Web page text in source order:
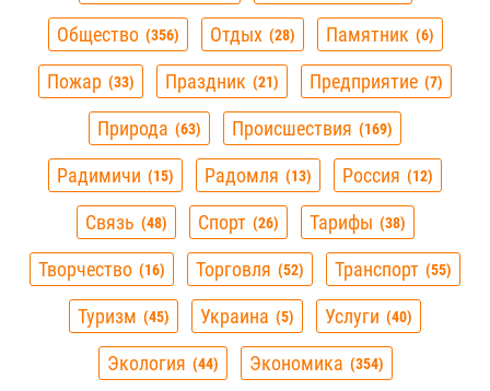
Общество 356 Отдых 28 Памятник 6
Пожар 33 Праздник 21 Предприятие 7
Природа 63 Происшествия 169
Радимичи 15 Радомля 13 Россия 12
Связь 48 Спорт 26 Тарифы 38
Творчество 16 Торговля 52 Транспорт 55
Туризм 45 Украина 5 Услуги 40
Экология 44 Экономика 354